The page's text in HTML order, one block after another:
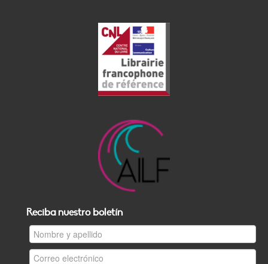
Reciba nuestro boletín